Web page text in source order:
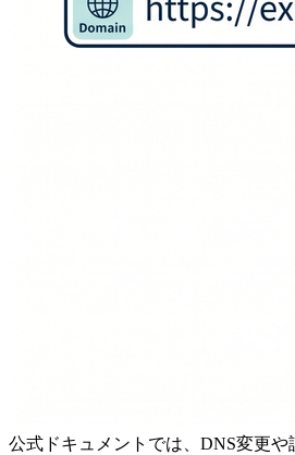
公式ドキュメントでは、DNS変更や